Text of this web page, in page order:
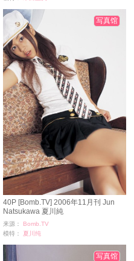
浏览：1811
时间：
11-24
40P [Bomb.TV] 2006年11月刊 Jun
Natsukawa 夏川純
来源：
Bomb.TV
模特：
夏川纯
时间：
写真馆
写真馆